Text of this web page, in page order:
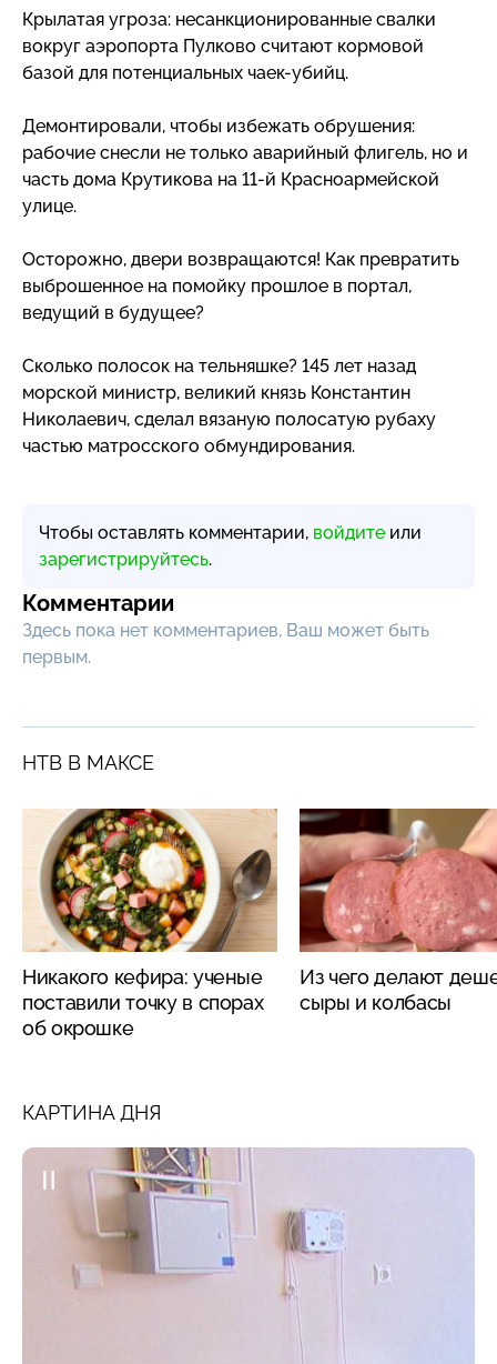
Крылатая угроза: несанкционированные свалки
вокруг аэропорта Пулково считают кормовой
базой для потенциальных чаек-убийц.
Демонтировали, чтобы избежать обрушения:
рабочие снесли не только аварийный флигель, но и
часть дома Крутикова на 11-й Красноармейской
улице.
Осторожно, двери возвращаются! Как превратить
выброшенное на помойку прошлое в портал,
ведущий в будущее?
Сколько полосок на тельняшке? 145 лет назад
морской министр, великий князь Константин
Николаевич, сделал вязаную полосатую рубаху
частью матросского обмундирования.
Чтобы оставлять комментарии, войдите или
зарегистрируйтесь.
Комментарии
Здесь пока нет комментариев, Ваш может быть
первым.
НТВ В МАКСЕ
Никакого кефира: ученые
поставили точку в спорах
об окрошке
Из чего делают
сыры и колбасы
КАРТИНА ДНЯ